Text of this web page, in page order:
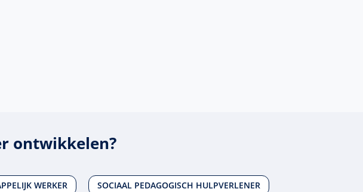
ontwikkelen?
WERKER SOCIAAL PEDAGOGISCH HULPVERLENER